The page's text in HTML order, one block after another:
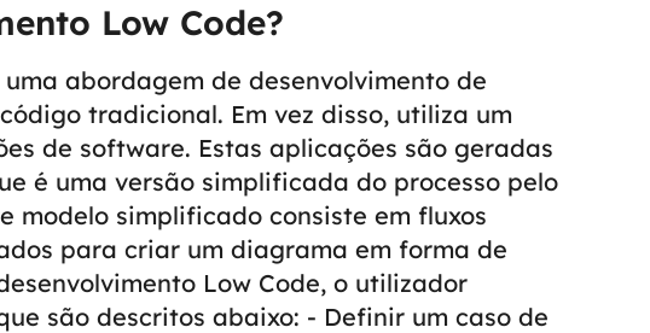
Low Code?
uma abordagem de desenvolvimento de
tradicional. Em vez disso, utiliza um
de software. Estas aplicações são geradas
é uma versão simplificada do processo pelo
modelo simplificado consiste em fluxos
para criar um diagrama em forma de
Low Code, o utilizador
são descritos abaixo: - Definir um caso de